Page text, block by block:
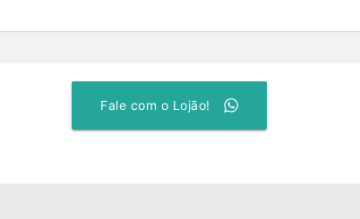
Fale com o Lojão!